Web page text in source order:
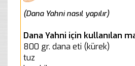
(Dana Yahni nasıl yapılır)
Dana Yahni için kullanılan
800 gr. dana eti (kürek)
tuz